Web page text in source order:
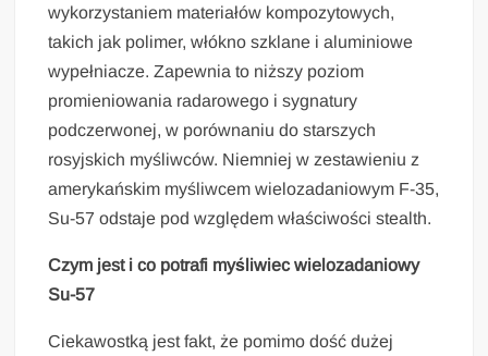
wykorzystaniem materiałów kompozytowych,
takich jak polimer, włókno szklane i aluminiowe
wypełniacze. Zapewnia to niższy poziom
promieniowania radarowego i sygnatury
podczerwonej, w porównaniu do starszych
rosyjskich myśliwców. Niemniej w zestawieniu z
amerykańskim myśliwcem wielozadaniowym F-35,
Su-57 odstaje pod względem właściwości stealth.
Czym jest i co potrafi myśliwiec wielozadaniowy
Su-57
Ciekawostką jest fakt, że pomimo dość dużej